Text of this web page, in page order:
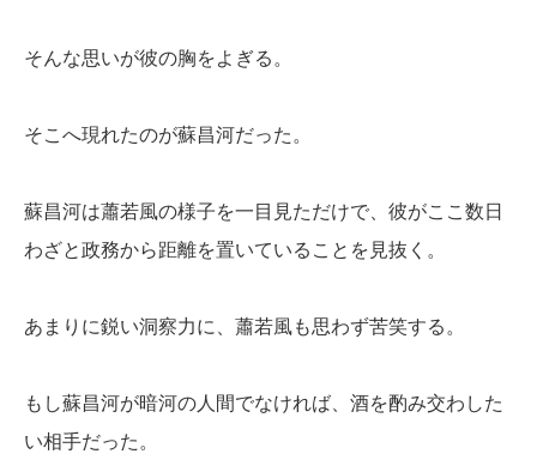
そんな思いが彼の胸をよぎる。
そこへ現れたのが蘇昌河だった。
蘇昌河は蕭若風の様子を一目見ただけで、彼がここ数日
わざと政務から距離を置いていることを見抜く。
あまりに鋭い洞察力に、蕭若風も思わず苦笑する。
もし蘇昌河が暗河の人間でなければ、酒を酌み交わした
い相手だった。